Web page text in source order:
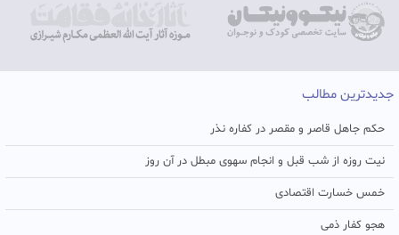
جدیدترین مطالب
حکم جاهل قاصر و مقصر در کفاره نذر
نیت روزه از شب قبل و انجام سهوی مبطل در آن روز
خمس خسارت اقتصادی
هجو کفار ذمی